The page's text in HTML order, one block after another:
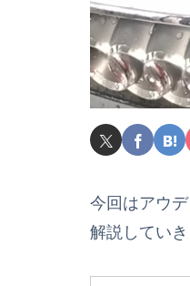
今回はアウ
解説していき